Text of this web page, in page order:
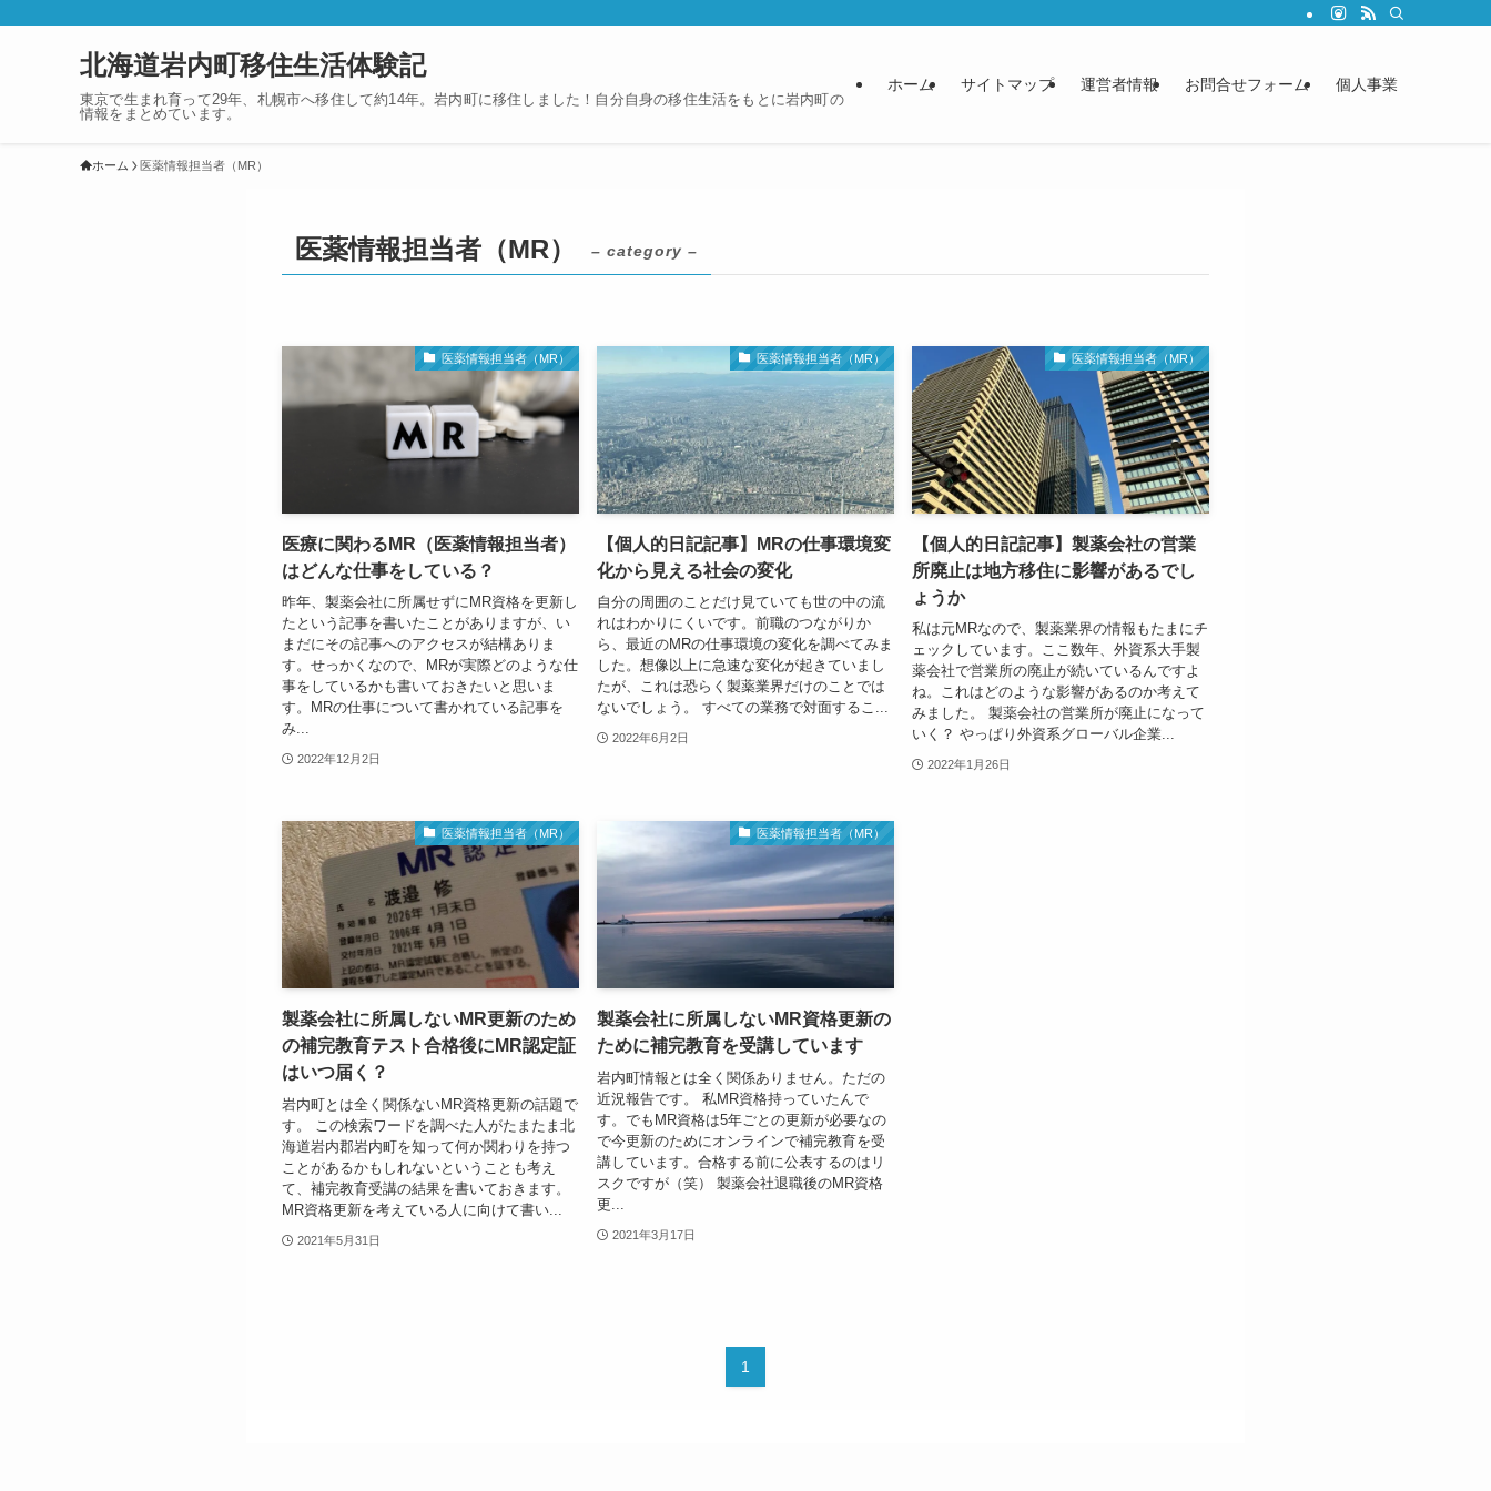
北海道岩内町移住生活体験記
東京で生まれ育って29年、札幌市へ移住して約14年。岩内町に移住しました！自分自身の移住生活をもとに岩内町の
情報をまとめています。
ホーム サイトマップ 運営者情報 お問合せフォーム 個人事業
ホーム 医薬情報担当者（MR）
医薬情報担当者（MR） – category –
医薬情報担当者（MR）
医療に関わるMR（医薬情報担当者）
はどんな仕事をしている？
昨年、製薬会社に所属せずにMR資格を更新し
たという記事を書いたことがありますが、い
まだにその記事へのアクセスが結構ありま
す。せっかくなので、MRが実際どのような仕
事をしているかも書いておきたいと思いま
す。MRの仕事について書かれている記事を
み...
2022年12月2日
医薬情報担当者（MR）
【個人的日記記事】MRの仕事環境変
化から見える社会の変化
自分の周囲のことだけ見ていても世の中の流
れはわかりにくいです。前職のつながりか
ら、最近のMRの仕事環境の変化を調べてみま
した。想像以上に急速な変化が起きていまし
たが、これは恐らく製薬業界だけのことでは
ないでしょう。 すべての業務で対面するこ...
2022年6月2日
医薬情報担当者（MR）
【個人的日記記事】製薬会社の営業
所廃止は地方移住に影響があるでし
ょうか
私は元MRなので、製薬業界の情報もたまにチ
ェックしています。ここ数年、外資系大手製
薬会社で営業所の廃止が続いているんですよ
ね。これはどのような影響があるのか考えて
みました。 製薬会社の営業所が廃止になって
いく？ やっぱり外資系グローバル企業...
2022年1月26日
医薬情報担当者（MR）
製薬会社に所属しないMR更新のため
の補完教育テスト合格後にMR認定証
はいつ届く？
岩内町とは全く関係ないMR資格更新の話題で
す。 この検索ワードを調べた人がたまたま北
海道岩内郡岩内町を知って何か関わりを持つ
ことがあるかもしれないということも考え
て、補完教育受講の結果を書いておきます。
MR資格更新を考えている人に向けて書い...
2021年5月31日
医薬情報担当者（MR）
製薬会社に所属しないMR資格更新の
ために補完教育を受講しています
岩内町情報とは全く関係ありません。ただの
近況報告です。 私MR資格持っていたんで
す。でもMR資格は5年ごとの更新が必要なの
で今更新のためにオンラインで補完教育を受
講しています。合格する前に公表するのはリ
スクですが（笑） 製薬会社退職後のMR資格
更...
2021年3月17日
1